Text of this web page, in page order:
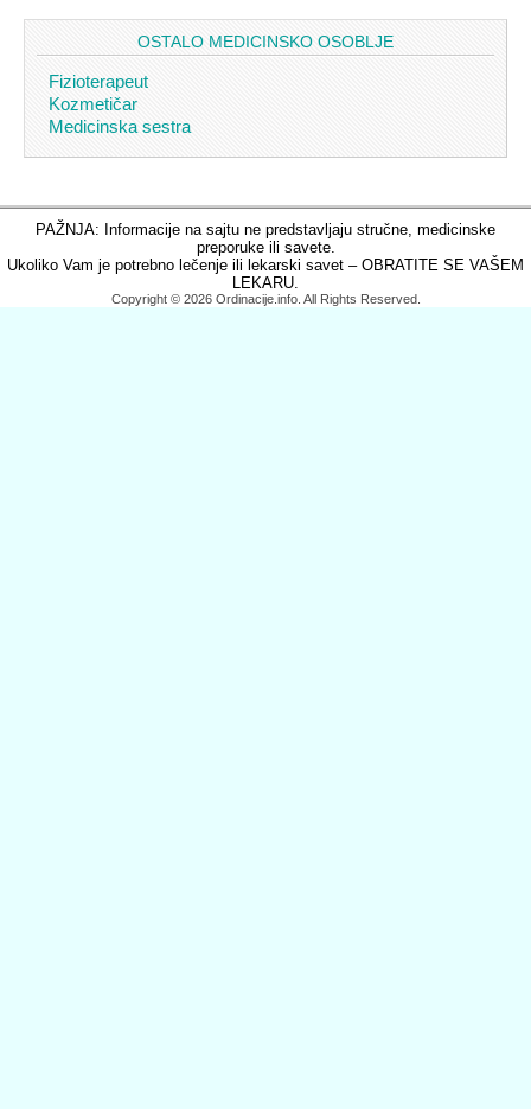
OSTALO MEDICINSKO OSOBLJE
Fizioterapeut
Kozmetičar
Medicinska sestra
PAŽNJA: Informacije na sajtu ne predstavljaju stručne, medicinske
preporuke ili savete.
Ukoliko Vam je potrebno lečenje ili lekarski savet – OBRATITE SE VAŠEM
LEKARU.
Copyright © 2026 Ordinacije.info. All Rights Reserved.